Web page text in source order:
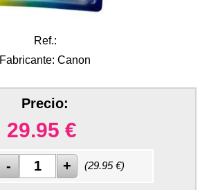
Ref.:
Fabricante: Canon
Precio:
29.95 €
(29.95€)